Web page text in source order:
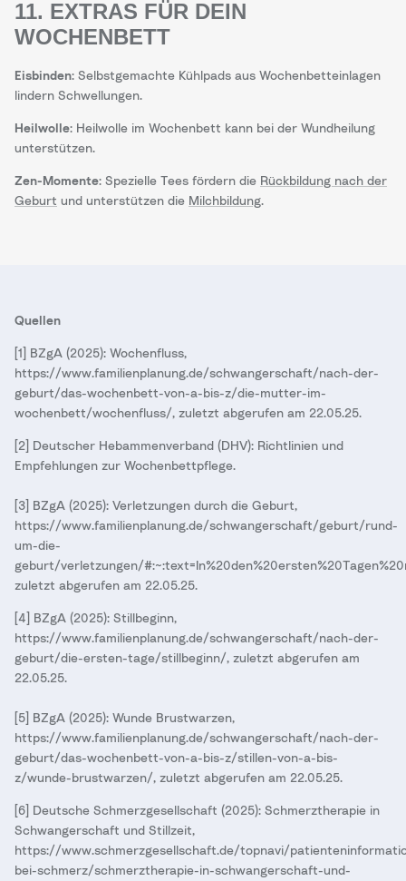
11. EXTRAS FÜR DEIN
WOCHENBETT
Eisbinden: Selbstgemachte Kühlpads aus Wochenbetteinlagen
lindern Schwellungen.
Heilwolle: Heilwolle im Wochenbett kann bei der Wundheilung
unterstützen.
Zen-Momente: Spezielle Tees fördern die Rückbildung nach der
Geburt und unterstützen die Milchbildung.
Quellen
[1] BZgA (2025): Wochenfluss,
https://www.familienplanung.de/schwangerschaft/nach-der-
geburt/das-wochenbett-von-a-bis-z/die-mutter-im-
wochenbett/wochenfluss/, zuletzt abgerufen am 22.05.25.
[2] Deutscher Hebammenverband (DHV): Richtlinien und
Empfehlungen zur Wochenbettpflege.
[3] BZgA (2025): Verletzungen durch die Geburt,
https://www.familienplanung.de/schwangerschaft/geburt/rund-
um-die-
geburt/verletzungen/
zuletzt abgerufen am 22.05.25.
[4] BZgA (2025): Stillbeginn,
https://www.familienplanung.de/schwangerschaft/nach-der-
geburt/die-ersten-tage/stillbeginn/, zuletzt abgerufen am
22.05.25.
[5] BZgA (2025): Wunde Brustwarzen,
https://www.familienplanung.de/schwangerschaft/nach-der-
geburt/das-wochenbett-von-a-bis-z/stillen-von-a-bis-
z/wunde-brustwarzen/, zuletzt abgerufen am 22.05.25.
[6] Deutsche Schmerzgesellschaft (2025): Schmerztherapie in
Schwangerschaft und Stillzeit,
https://www.schmerzgesellschaft.de/topnavi/
bei-schmerz/schmerztherapie-in-schwangerschaft-und-